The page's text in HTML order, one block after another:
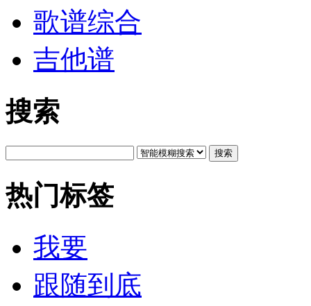
歌谱综合
吉他谱
搜索
搜索
热门标签
我要
跟随到底